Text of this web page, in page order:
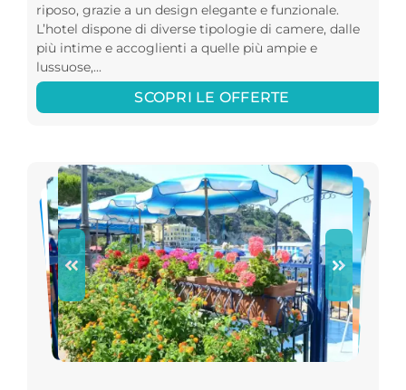
riposo, grazie a un design elegante e funzionale.
L’hotel dispone di diverse tipologie di camere, dalle
più intime e accoglienti a quelle più ampie e
lussuose,...
SCOPRI LE OFFERTE